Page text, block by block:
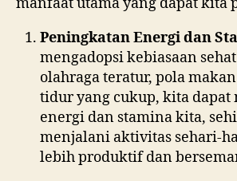
Peningkatan Energi dan
mengadopsi kebiasaan
olahraga teratur, pola
tidur yang cukup, kita
energi dan stamina kita,
menjalani aktivitas sehari-
lebih produktif dan